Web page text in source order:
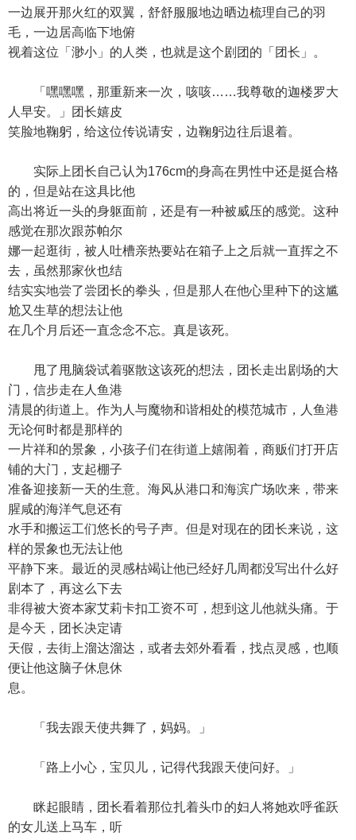
一边展开那火红的双翼，舒舒服服地边晒边梳理自己的羽
毛，一边居高临下地俯
视着这位「渺小」的人类，也就是这个剧团的「团长」。
「嘿嘿嘿，那重新来一次，咳咳……我尊敬的迦楼罗大
人早安。」团长嬉皮
笑脸地鞠躬，给这位传说请安，边鞠躬边往后退着。
实际上团长自己认为176cm的身高在男性中还是挺合格
的，但是站在这具比他
高出将近一头的身躯面前，还是有一种被威压的感觉。这种
感觉在那次跟苏帕尔
娜一起逛街，被人吐槽亲热要站在箱子上之后就一直挥之不
去，虽然那家伙也结
结实实地尝了尝团长的拳头，但是那人在他心里种下的这尴
尬又生草的想法让他
在几个月后还一直念念不忘。真是该死。
甩了甩脑袋试着驱散这该死的想法，团长走出剧场的大
门，信步走在人鱼港
清晨的街道上。作为人与魔物和谐相处的模范城市，人鱼港
无论何时都是那样的
一片祥和的景象，小孩子们在街道上嬉闹着，商贩们打开店
铺的大门，支起棚子
准备迎接新一天的生意。海风从港口和海滨广场吹来，带来
腥咸的海洋气息还有
水手和搬运工们悠长的号子声。但是对现在的团长来说，这
样的景象也无法让他
平静下来。最近的灵感枯竭让他已经好几周都没写出什么好
剧本了，再这么下去
非得被大资本家艾莉卡扣工资不可，想到这儿他就头痛。于
是今天，团长决定请
天假，去街上溜达溜达，或者去郊外看看，找点灵感，也顺
便让他这脑子休息休
息。
「我去跟天使共舞了，妈妈。」
「路上小心，宝贝儿，记得代我跟天使问好。」
眯起眼睛，团长看着那位扎着头巾的妇人将她欢呼雀跃
的女儿送上马车，听